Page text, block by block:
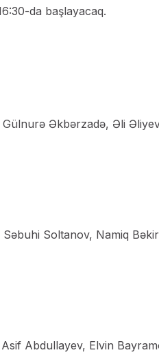
da başlayacaq.
Gülnurə Əkbərzadə, Əli
Soltanov, Namiq
Abdullayev, Elvin